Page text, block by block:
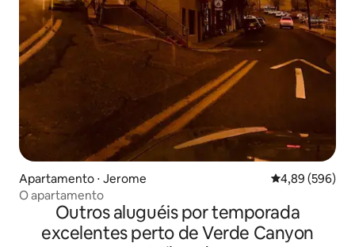
Apartamento ⋅ Jerome 4,89 de uma
4,89 (596)
O apartamento
Outros aluguéis por temporada
excelentes perto de Verde Canyon